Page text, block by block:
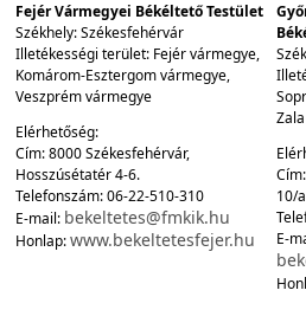
Fejér Vármegyei Békéltető Testület
Székhely: Székesfehérvár
Illetékességi terület: Fejér vármegye,
Komárom-Esztergom vármegye,
Veszprém vármegye
Elérhetőség:
Cím: 8000 Székesfehérvár,
Hosszúsétatér 4-6.
Telefonszám: 06-22-510-310
E-mail: bekeltetes@fmkik.hu
Honlap:www.bekeltetesfejer.hu
10/
E-